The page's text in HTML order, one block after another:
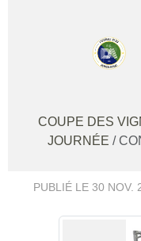
COUPE DES
JOURNÉE /
PUBLIÉ LE 30 NOV.